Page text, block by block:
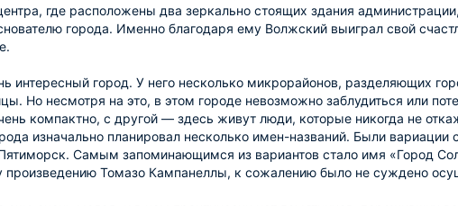
где расположены два зеркально стоящих здания
города. Именно благодаря ему Волжский выиграл свой
интересный город. У него несколько микрорайонов, разделяющих
Но несмотря на это, в этом городе невозможно заблудиться или
компактно, с другой — здесь живут люди, которые никогда не
изначально планировал несколько имен-названий. Были
Самым запоминающимся из вариантов стало имя «Город
произведению Томазо Кампанеллы, к сожалению было не суждено